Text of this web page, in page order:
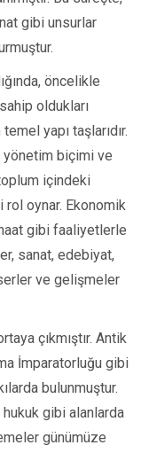
gibi unsurlar
öncelikle
oldukları
yapı taşlarıdır.
biçimi ve
içindeki
oynar. Ekonomik
gibi faaliyetlerle
sanat, edebiyat,
ve gelişmeler
çıkmıştır. Antik
İmparatorluğu gibi
bulunmuştur.
gibi alanlarda
günümüze